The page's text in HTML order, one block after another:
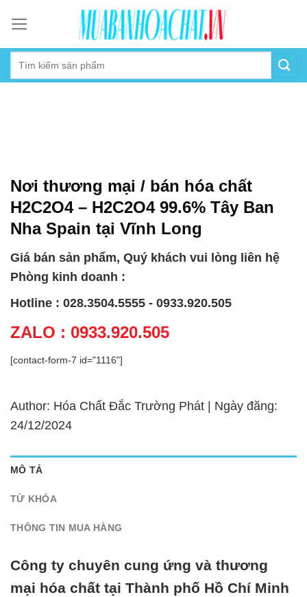
content
Nơi thương mại / bán hóa chất
H2C2O4 – H2C2O4 99.6% Tây Ban
Nha Spain tại Vĩnh Long
Giá bán sản phẩm, Quý khách vui lòng liên hệ
Phòng kinh doanh :
Hotline : 028.3504.5555 - 0933.920.505
ZALO : 0933.920.505
[contact-form-7 id="1116"]
Author: Hóa Chất Đắc Trường Phát | Ngày đăng:
24/12/2024
MÔ TẢ
TỪ KHÓA
THÔNG TIN MUA HÀNG
Công ty chuyên cung ứng và thương
mại hóa chất tại Thành phố Hồ Chí Minh